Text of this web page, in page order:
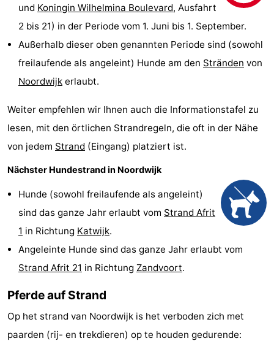
Duinen
Parc
du
Soleil
Hotels
Zimmer
(mit
Lastminutes
Sehen
&
-
Denkmäler
Aussichtspunkte
Attraktionen
Rundfahrten
-
Spielplätze
-
und Koningin Wilhelmina Boulevard, Ausfahrt
2 bis 21) in der Periode vom 1. Juni bis 1. September.
Außerhalb dieser oben genannten Periode sind (sowohl
freilaufende als angeleint) Hunde am den Stränden von
Noordwijk erlaubt.
Weiter empfehlen wir Ihnen auch die Informationstafel zu
lesen, mit den örtlichen Strandregeln, die oft in der Nähe
von jedem Strand (Eingang) platziert ist.
Nächster Hundestrand in Noordwijk
Hunde (sowohl freilaufende als angeleint)
sind das ganze Jahr erlaubt vom Strand Afrit
1 in Richtung Katwijk.
Angeleinte Hunde sind das ganze Jahr erlaubt vom
Strand Afrit 21 in Richtung Zandvoort.
Pferde auf Strand
Op het strand van Noordwijk is het verboden zich met
paarden (rij- en trekdieren) op te houden gedurende: